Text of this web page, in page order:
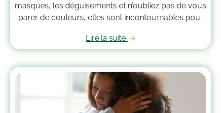
masques, les déguisements et n’oubliez pas de vous
parer de couleurs, elles sont incontournables pour
quelques idées de cavalcades à découvrir en
famille.
Lire la suite